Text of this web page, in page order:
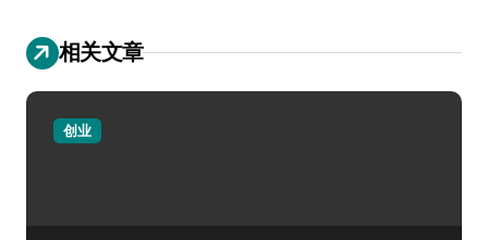
相关文章
创业